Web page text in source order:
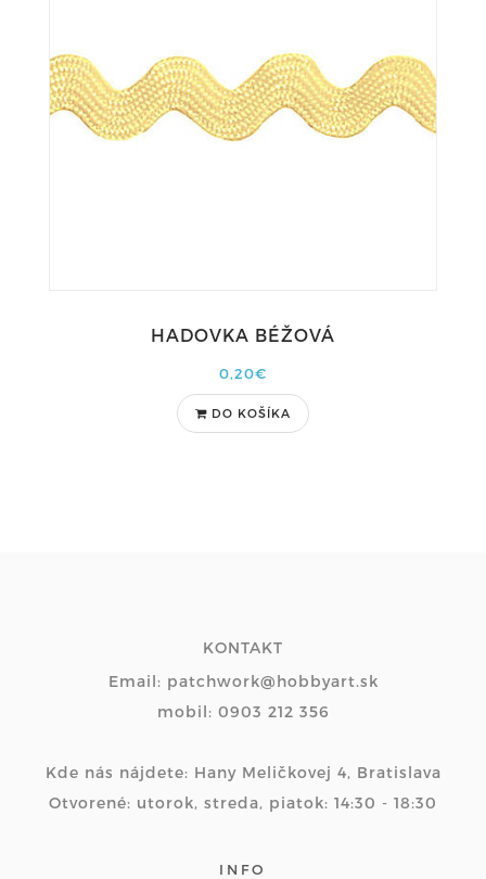
HADOVKA BÉŽOVÁ
0,20€
DO KOŠÍKA
KONTAKT
Email: patchwork@hobbyart.sk
mobil: 0903 212 356
Kde nás nájdete: Hany Meličkovej 4, Bratislava
Otvorené: utorok, streda, piatok: 14:30 - 18:30
INFO